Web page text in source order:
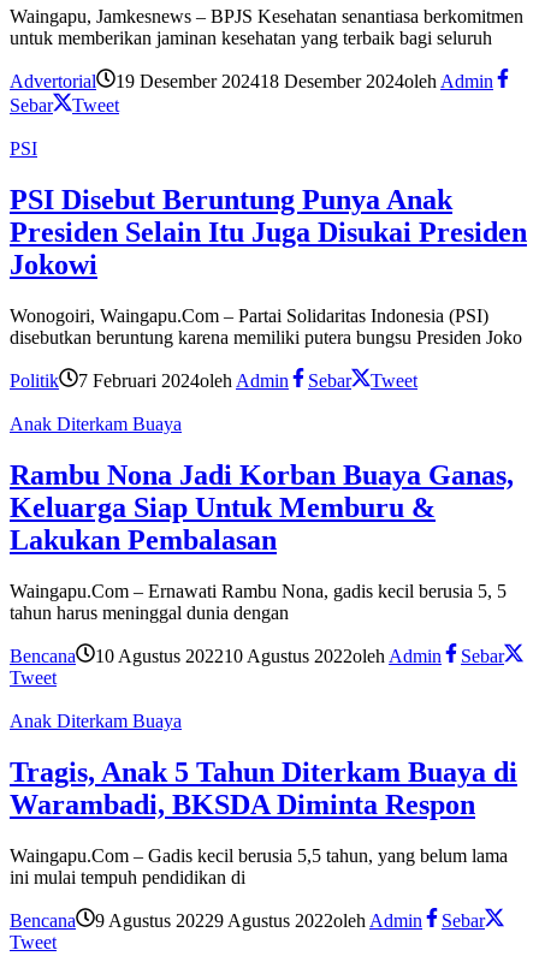
Waingapu, Jamkesnews – BPJS Kesehatan senantiasa berkomitmen
untuk memberikan jaminan kesehatan yang terbaik bagi seluruh
Advertorial 19 Desember 202418 Desember 2024oleh Admin
Sebar
Tweet
PSI
PSI Disebut Beruntung Punya Anak
Presiden Selain Itu Juga Disukai Presiden
Jokowi
Wonogoiri, Waingapu.Com – Partai Solidaritas Indonesia (PSI)
disebutkan beruntung karena memiliki putera bungsu Presiden Joko
Politik 7 Februari 2024oleh Admin Sebar Tweet
Anak Diterkam Buaya
Rambu Nona Jadi Korban Buaya Ganas,
Keluarga Siap Untuk Memburu &
Lakukan Pembalasan
Waingapu.Com – Ernawati Rambu Nona, gadis kecil berusia 5, 5
tahun harus meninggal dunia dengan
Bencana 10 Agustus 202210 Agustus 2022oleh Admin
Sebar
Tweet
Anak Diterkam Buaya
Tragis, Anak 5 Tahun Diterkam Buaya di
Warambadi, BKSDA Diminta Respon
Waingapu.Com – Gadis kecil berusia 5,5 tahun, yang belum lama
ini mulai tempuh pendidikan di
Bencana 9 Agustus 20229 Agustus 2022oleh Admin
Sebar
Tweet